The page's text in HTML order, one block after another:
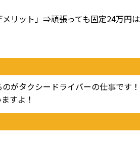
リット」⇒頑張っても固定24万円は
がタクシードライバーの仕事です！
すよ！